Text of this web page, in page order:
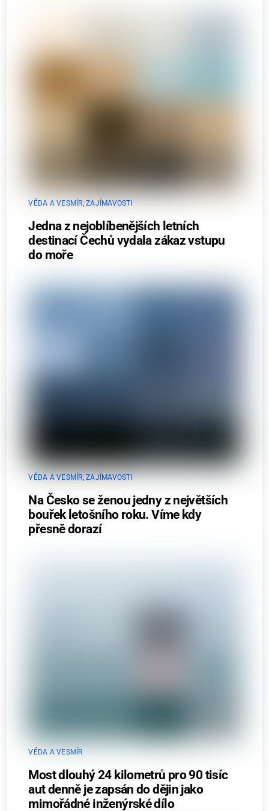
VĚDA A VESMÍR ,ZAJÍMAVOSTI
Jedna z nejoblíbenějších letních
destinací Čechů vydala zákaz vstupu
do moře
VĚDA A VESMÍR,ZAJÍMAVOSTI
Na Česko se ženou jedny z největších
bouřek letošního roku. Víme kdy
přesně dorazí
VĚDA A VESMÍR
Most dlouhý 24 kilometrů pro 90 tisíc
aut denně je zapsán do dějin jako
mimořádné inženýrské dílo